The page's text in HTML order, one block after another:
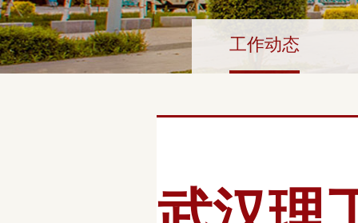
工作动态